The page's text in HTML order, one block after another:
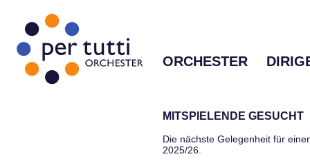
ORCHESTER
MITSPIELENDE GESUCHT
Die nächste Gelegenheit für
2025/26.